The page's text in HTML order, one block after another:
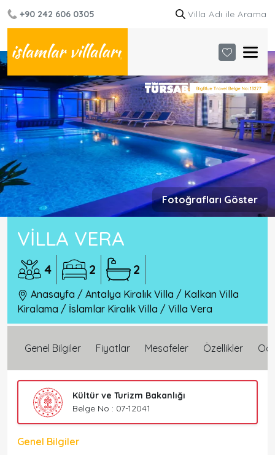
+90 242 606 0305
Fotoğrafları Göster
VILLA VERA
4 2 2
Anasayfa / Antalya Kiralık Villa / Kalkan Villa
Kiralama / İslamlar Kiralık Villa / Villa Vera
Genel Bilgiler Fiyatlar Mesafeler Özellikler
Kültür ve Turizm Bakanlığı
Belge No : 07-12041
Genel Bilgiler